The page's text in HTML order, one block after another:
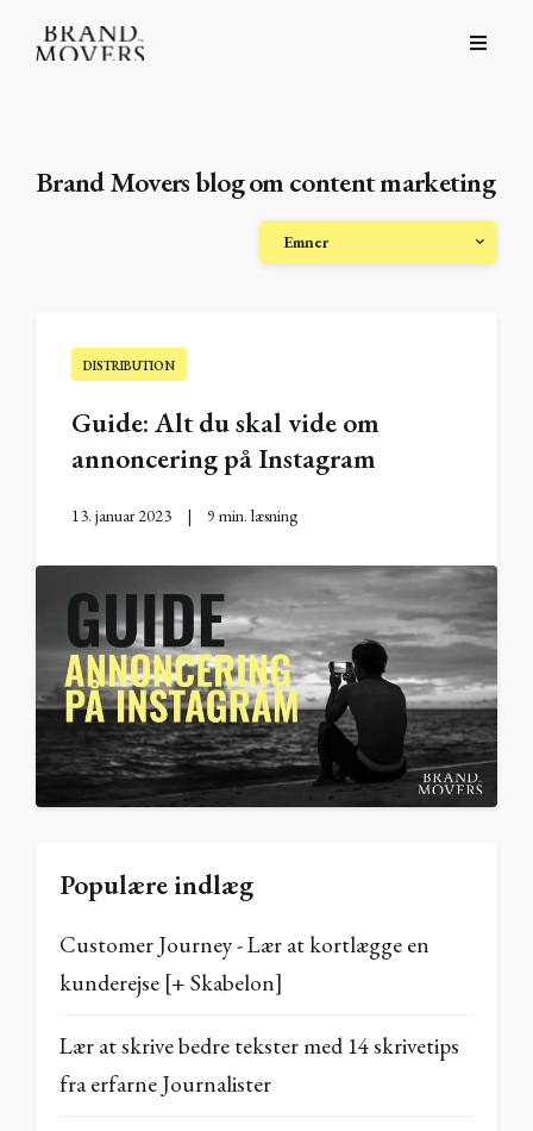
Brand Movers blog om content marketing
Emner
DISTRIBUTION
Guide: Alt du skal vide om
annoncering på Instagram
13. januar 2023 | 9 min. læsning
Populære indlæg
Customer Journey - Lær at kortlægge en
kunderejse [+ Skabelon]
Lær at skrive bedre tekster med 14 skrivetips
fra erfarne Journalister